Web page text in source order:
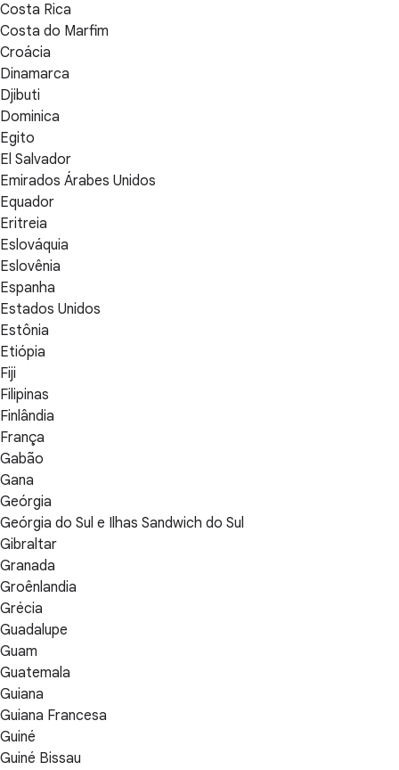
Costa Rica
Costa do Marfim
Croácia
Dinamarca
Djibuti
Dominica
Egito
El Salvador
Emirados Árabes Unidos
Equador
Eritreia
Eslováquia
Eslovênia
Espanha
Estados Unidos
Estônia
Etiópia
Fiji
Filipinas
Finlândia
França
Gabão
Gana
Geórgia
Geórgia do Sul e Ilhas Sandwich do Sul
Gibraltar
Granada
Groênlandia
Grécia
Guadalupe
Guam
Guatemala
Guiana
Guiana Francesa
Guiné
Guiné Bissau